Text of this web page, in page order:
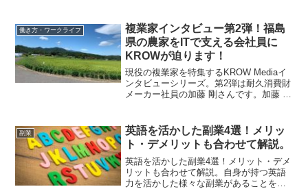
働き方・ワークライフ
複業家インタビュー第2弾！福島
県の農家をITで支える会社員に
KROWが迫ります！
現役の複業家を特集するKROW Mediaイ
ンタビューシリーズ。第2弾は耐久消費財
メーカー社員の加藤 剛さんです。加藤 剛
務システム開発、子会社設立、新規開発
事業等の...
副業
英語を活かした副業4選！メリッ
ト・デメリットも合わせて解説。
英語を活かした副業4選！メリット・デメ
リットも合わせて解説。自身が持つ英語
力を活かした様々な副業があることをご